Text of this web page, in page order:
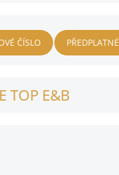
ČÍSLO PŘEDPLATNÉ
TOP E&B